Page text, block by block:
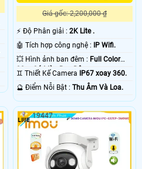
Giá gốc: 2,200,000 ₫
️⚡ Độ Phân giải :2K Lite .
🤖️ Tích hợp công nghệ :
IP Wifi.
💥 Hình ảnh ban đêm : Full Color
30m Có Màu Ban Ðêm.
♊ Thiết Kế Camera
IP67 xoay 360.
️🔮 Điểm Nỗi Bật :Thu Âm Và Loa.
19447